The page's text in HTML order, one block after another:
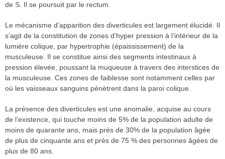
de S. Il se poursuit par le rectum.
Le mécanisme d’apparition des diverticules est largement élucidé. Il
s’agit de la constitution de zones d’hyper pression à l’intérieur de la
lumière colique, par hypertrophie (épaississement) de la
musculeuse. Il se constitue ainsi des segments intestinaux à
pression élevée, poussant la muqueuse à travers des interstices de
la musculeuse. Ces zones de faiblesse sont notamment celles par
où les vaisseaux sanguins pénètrent dans la paroi colique.
La présence des diverticules est une anomalie, acquise au cours
de l’existence, qui touche moins de 5% de la population adulte de
moins de quarante ans, mais près de 30% de la population âgée
de plus de cinquante ans et près de 75 % des personnes âgées de
plus de 80 ans.